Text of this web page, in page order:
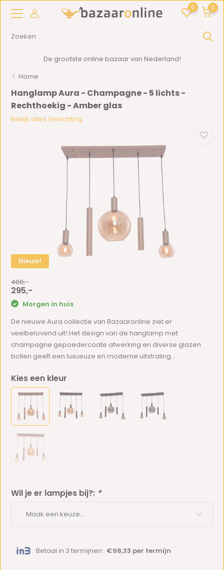
0 0
De grootste online bazaar van Nederland!
Home
Hanglamp Aura - Champagne - 5 lichts -
Rechthoekig - Amber glas
Bekijk alles Verlichting
Nieuw!
400,-
295,-
Morgen in huis
De nieuwe Aura collectie van Bazaaronline ziet er
veelbelovend uit! Het design van de hanglamp met
champagne gepoedercoate afwerking en diverse glazen
bollen geeft een luxueuze en moderne uitstraling....
Kies een kleur
Wil je er lampjes bij?: *
Betaal in 3 termijnen: €98,33 per termijn